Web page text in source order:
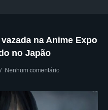
na Anime Expo
no Japão
Nenhum comentário